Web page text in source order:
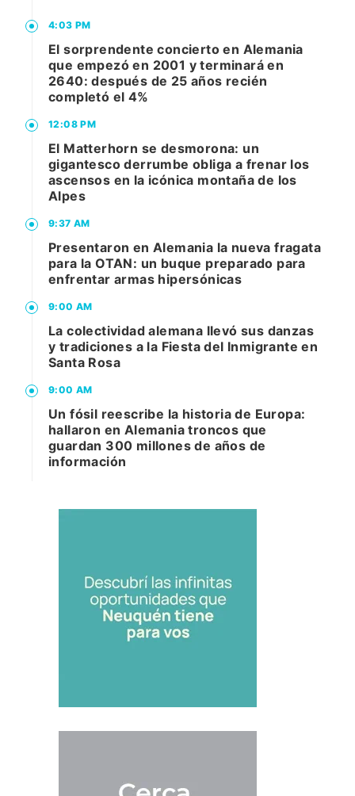
4:03 PM
El sorprendente concierto en Alemania
que empezó en 2001 y terminará en
2640: después de 25 años recién
completó el 4%
12:08 PM
El Matterhorn se desmorona: un
gigantesco derrumbe obliga a frenar los
ascensos en la icónica montaña de los
Alpes
9:37 AM
Presentaron en Alemania la nueva fragata
para la OTAN: un buque preparado para
enfrentar armas hipersónicas
9:00 AM
La colectividad alemana llevó sus danzas
y tradiciones a la Fiesta del Inmigrante en
Santa Rosa
9:00 AM
Un fósil reescribe la historia de Europa:
hallaron en Alemania troncos que
guardan 300 millones de años de
información